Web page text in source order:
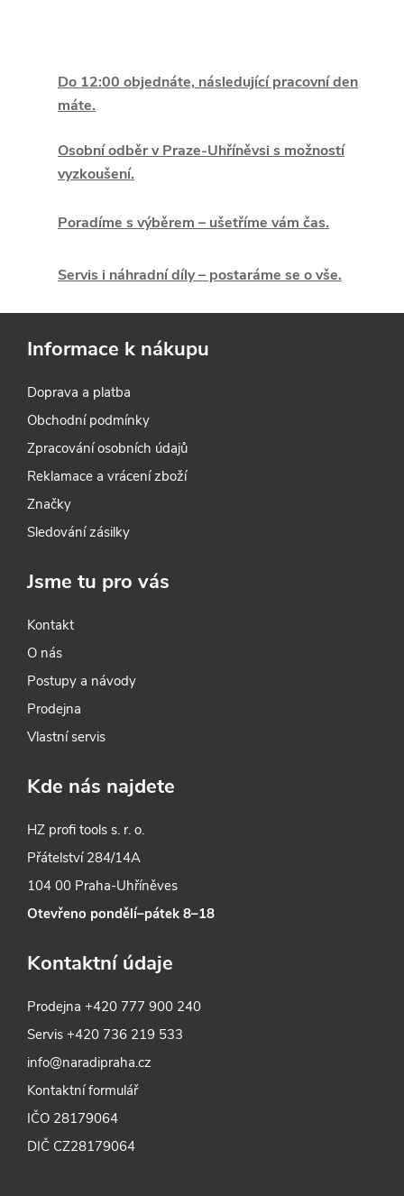
í
Do 12:00 objednáte, následující pracovní den
máte.
Osobní odběr v Praze-Uhříněvsi s možností
vyzkoušení.
Poradíme s výběrem – ušetříme vám čas.
Servis i náhradní díly – postaráme se o vše.
Informace k nákupu
Doprava a platba
Obchodní podmínky
Zpracování osobních údajů
Reklamace a vrácení zboží
Značky
Sledování zásilky
Jsme tu pro vás
Kontakt
O nás
Postupy a návody
Prodejna
Vlastní servis
Kde nás najdete
HZ profi tools s. r. o.
Přátelství 284/14A
104 00 Praha-Uhříněves
Otevřeno pondělí–pátek 8–18
Kontaktní údaje
Prodejna+420 777 900 240
Servis+420 736 219 533
info@naradipraha.cz
Kontaktní formulář
IČO 28179064
DIČ CZ28179064